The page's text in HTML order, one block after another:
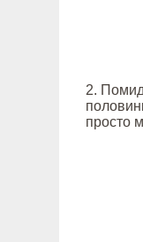
2.
просто